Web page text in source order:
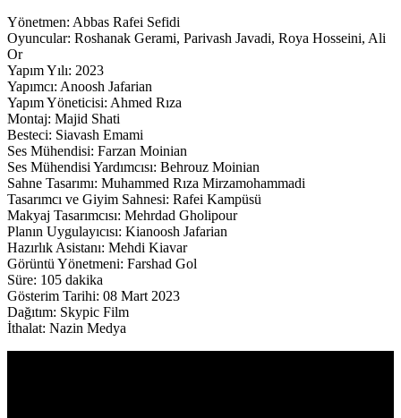
Yönetmen: Abbas Rafei Sefidi
Oyuncular: Roshanak Gerami, Parivash Javadi, Roya Hosseini, Ali
Or
Yapım Yılı: 2023
Yapımcı: Anoosh Jafarian
Yapım Yöneticisi: Ahmed Rıza
Montaj: Majid Shati
Besteci: Siavash Emami
Ses Mühendisi: Farzan Moinian
Ses Mühendisi Yardımcısı: Behrouz Moinian
Sahne Tasarımı: Muhammed Rıza Mirzamohammadi
Tasarımcı ve Giyim Sahnesi: Rafei Kampüsü
Makyaj Tasarımcısı: Mehrdad Gholipour
Planın Uygulayıcısı: Kianoosh Jafarian
Hazırlık Asistanı: Mehdi Kiavar
Görüntü Yönetmeni: Farshad Gol
Süre: 105 dakika
Gösterim Tarihi: 08 Mart 2023
Dağıtım: Skypic Film
İthalat: Nazin Medya